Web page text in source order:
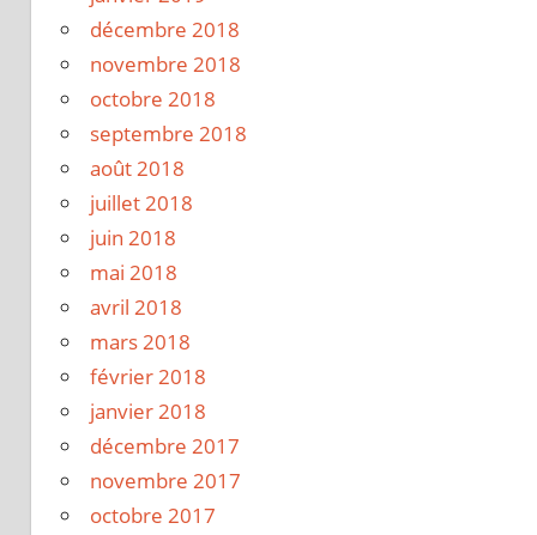
décembre 2018
novembre 2018
octobre 2018
septembre 2018
août 2018
juillet 2018
juin 2018
mai 2018
avril 2018
mars 2018
février 2018
janvier 2018
décembre 2017
novembre 2017
octobre 2017